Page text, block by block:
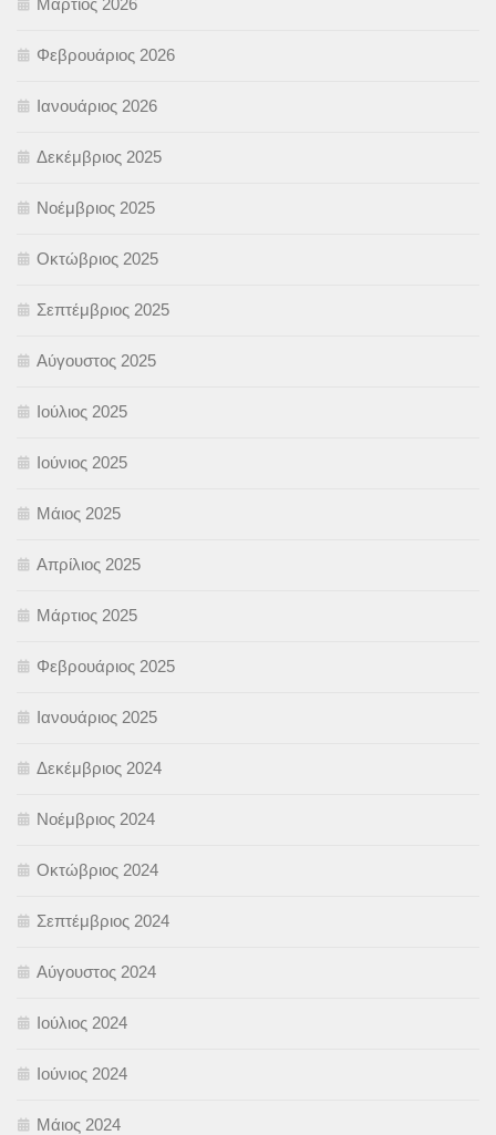
Μάρτιος 2026
Φεβρουάριος 2026
Ιανουάριος 2026
Δεκέμβριος 2025
Νοέμβριος 2025
Οκτώβριος 2025
Σεπτέμβριος 2025
Αύγουστος 2025
Ιούλιος 2025
Ιούνιος 2025
Μάιος 2025
Απρίλιος 2025
Μάρτιος 2025
Φεβρουάριος 2025
Ιανουάριος 2025
Δεκέμβριος 2024
Νοέμβριος 2024
Οκτώβριος 2024
Σεπτέμβριος 2024
Αύγουστος 2024
Ιούλιος 2024
Ιούνιος 2024
Μάιος 2024